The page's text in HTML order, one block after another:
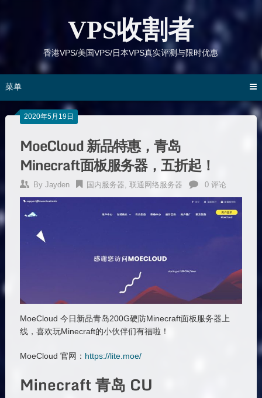
VPS收割者
香港VPS/美国VPS/日本VPS真实评测与限时优惠
菜单
2020年5月19日
MoeCloud 新品特惠，青岛
Minecraft面板服务器，五折起！
By Jayden 国内服务器, 联通网络服务器 0 评论
MoeCloud 今日新品青岛200G硬防Minecraft面板服务器上
线，喜欢玩Minecraft的小伙伴们有福啦！
MoeCloud 官网： https://lite.moe/
Minecraft 青岛 CU